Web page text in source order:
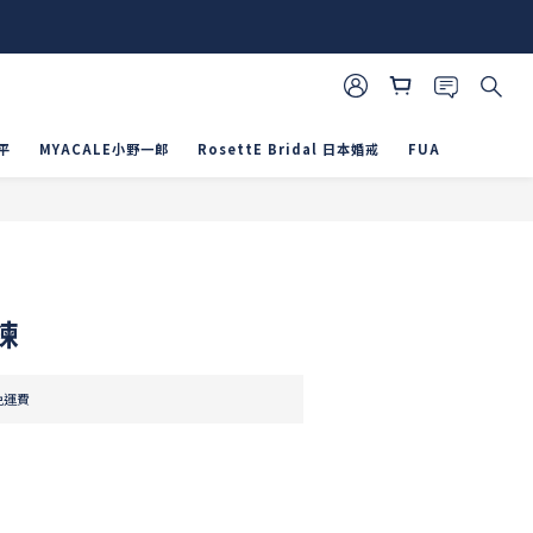
MYACALE小野一郎 RosettE Bridal 日本婚戒 FUA
運費